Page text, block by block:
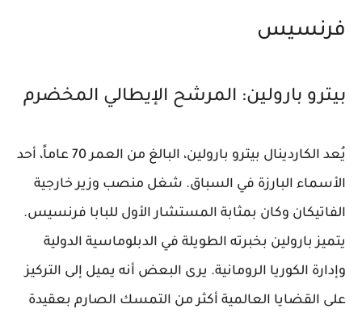
فرنسيس
بيترو بارولين: المرشح الإيطالي المخضرم
يُعد الكاردينال بيترو بارولين، البالغ من العمر 70 عاماً، أحد
الأسماء البارزة في السباق. شغل منصب وزير خارجية
الفاتيكان وكان بمثابة المستشار الأول للبابا فرنسيس.
يتميز بارولين بخبرته الطويلة في الدبلوماسية الدولية
وإدارة الكوريا الرومانية. يرى البعض أنه يميل إلى التركيز
على القضايا العالمية أكثر من التمسك الصارم بعقيدة